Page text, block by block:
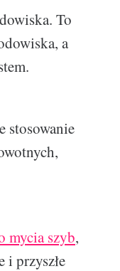
To
a
stosowanie
mycia szyb,
i przyszłe